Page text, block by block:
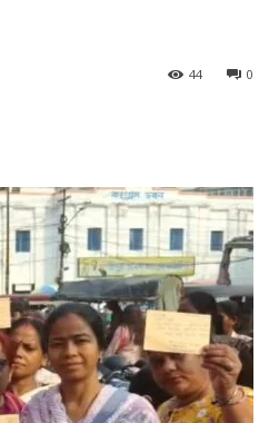
0
44